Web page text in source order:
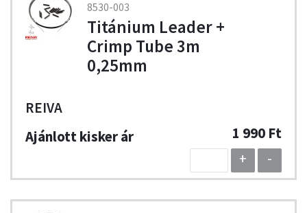
8530-003
Titánium Leader +
Crimp Tube 3m
0,25mm
REIVA
1 990 Ft
+
-